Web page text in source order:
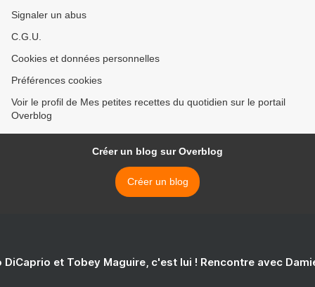
Signaler un abus
C.G.U.
Cookies et données personnelles
Préférences cookies
Voir le profil de Mes petites recettes du quotidien sur le portail
Overblog
Créer un blog sur Overblog
Créer un blog
DiCaprio et Tobey Maguire, c'est lui ! Rencontre avec